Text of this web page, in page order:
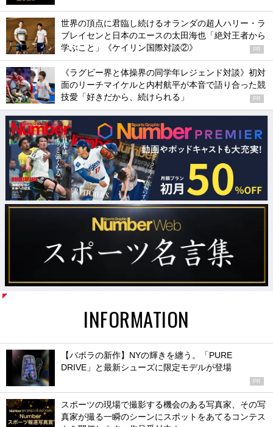
世界の頂点に君臨し続けるオランダの超人ハリー・ラ
ブレイセンと日本のエースの太田海也「絶対王者から
学ぶこと」《ケイリン国際対談②》
PR
《ラグビー界と体操界の同学年レジェンド対談》初対
面のリーチマイケルと内村航平が本音で語り合った競
技愛「好きだから、続けられる」
PR
INFORMATION
【バボラの新作】NYの輝きを纏う。「PURE
DRIVE」と最新シューズに限定モデルが登場
PR
スポーツの現場で撮影する機会のある写真家、その写
真家が撮る一瞬のシーンにスポットをあてるコンテス